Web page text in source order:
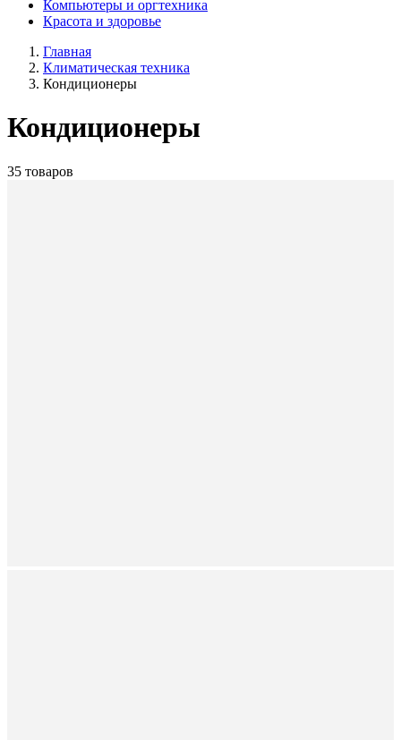
Компьютеры и оргтехника
Красота и здоровье
Главная
Климатическая техника
Кондиционеры
Кондиционеры
35 товаров